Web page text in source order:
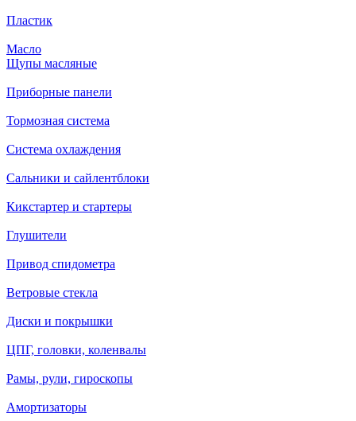
Пластик
Масло
Щупы масляные
Приборные панели
Тормозная система
Система охлаждения
Сальники и сайлентблоки
Кикстартер и стартеры
Глушители
Привод спидометра
Ветровые стекла
Диски и покрышки
ЦПГ, головки, коленвалы
Рамы, рули, гироскопы
Амортизаторы